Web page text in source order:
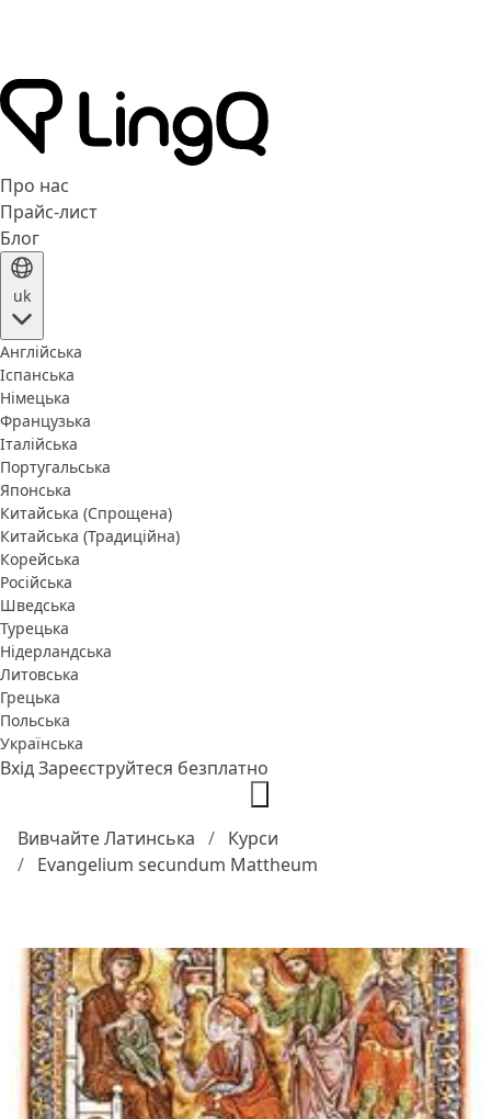
Про нас
Прайс-лист
Блог
uk
Англійська
Іспанська
Німецька
Французька
Італійська
Португальська
Японська
Китайська (Спрощена)
Китайська (Традиційна)
Корейська
Російська
Шведська
Турецька
Нідерландська
Литовська
Грецька
Польська
Українська
ВхідЗареєструйтеся безплатно
Вивчайте Латинська
Курси
Evangelium secundum Mattheum